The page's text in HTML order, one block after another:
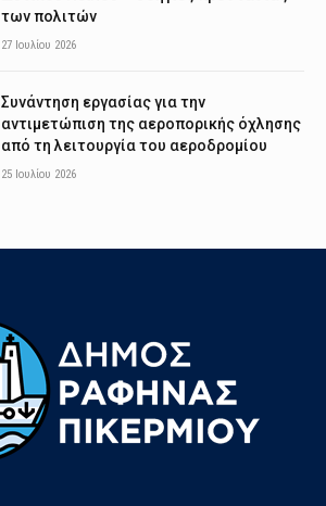
των πολιτών
27 Ιουλίου 2026
Συνάντηση εργασίας για την
αντιμετώπιση της αεροπορικής όχλησης
από τη λειτουργία του αεροδρομίου
25 Ιουλίου 2026